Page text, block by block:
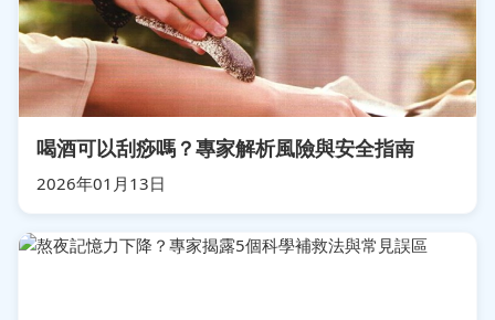
喝酒可以刮痧嗎？專家解析風險與安全指南
2026年01月13日